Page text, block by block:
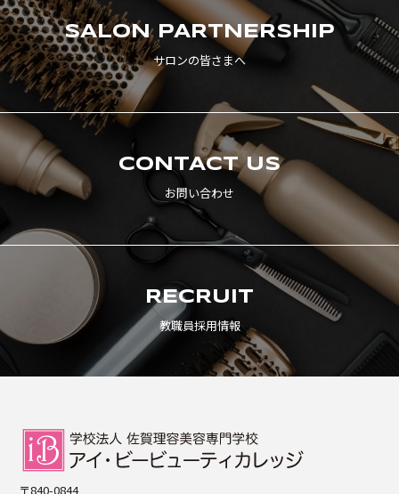
SALON PARTNERSHIP
サロンの皆さまへ
CONTACT US
お問い合わせ
RECRUIT
教職員採用情報
〒840-0844